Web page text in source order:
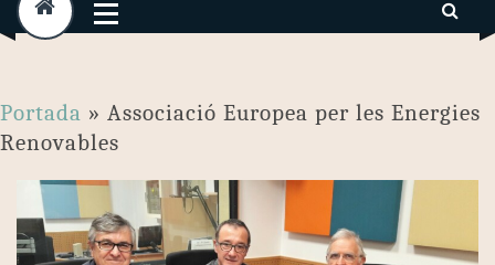
Portada » Associació Europea per les Energies
Renovables